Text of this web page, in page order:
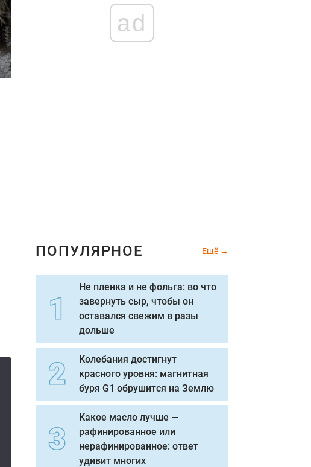
ad
ПОПУЛЯРНОЕ Ещё
Не пленка и не фольга: во что
завернуть сыр, чтобы он
оставался свежим в разы
дольше
Колебания достигнут
красного уровня: магнитная
буря G1 обрушится на Землю
Какое масло лучше —
рафинированное или
нерафинированное: ответ
удивит многих